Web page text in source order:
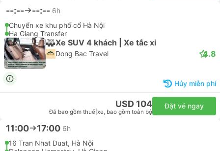
--:-- --:-- 6h
Chuyển xe khu phố cổ Hà Nội
Ha Giang Transfer
Xe SUV 4 khách | Xe tắc xi
Dong Bac Travel 4.8
Hủy miễn phí
USD 104
Đã bao gồm thuế xe, bao gồm toàn bộ
Đặt vé ngay
11:00 17:00 6h
16 Tran Nhat Duat, Hà Nội